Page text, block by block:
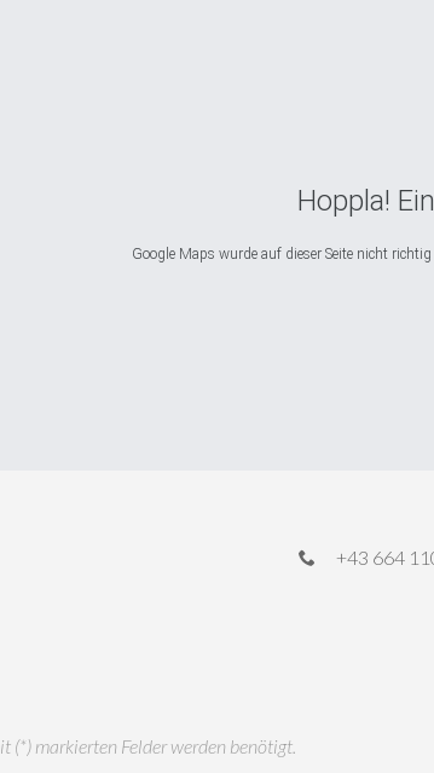
Hoppla!
Google Maps wurde auf dieser Seite nicht
+43 664
(*) markierten Felder werden benötigt.